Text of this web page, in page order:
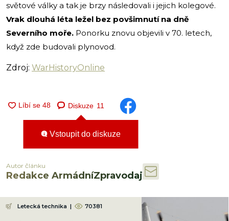
světové války a tak je brzy následovali i jejich kolegové.
Vrak dlouhá léta ležel bez povšimnutí na dně
Severního moře. Ponorku znovu objevili v 70. letech,
když zde budovali plynovod.
Zdroj: WarHistoryOnline
Diskuze 11
Vstoupit do diskuze
Autor článku
Redakce ArmádníZpravodaj
Letecká technika | 70381